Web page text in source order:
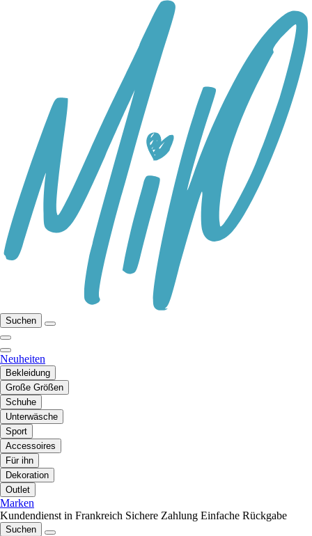
Suchen
Neuheiten
Bekleidung
Große Größen
Schuhe
Unterwäsche
Sport
Accessoires
Für ihn
Dekoration
Outlet
Marken
Kundendienst in Frankreich Sichere Zahlung Einfache Rückgabe
Suchen